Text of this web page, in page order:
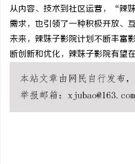
从内容、技术到社区运营，“辣
需求，也引领了一种积极开放、
未来，辣妹子影院计划不断丰富
断创新和优化，辣妹子影院有望